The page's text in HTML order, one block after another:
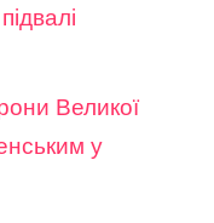
Великої
у